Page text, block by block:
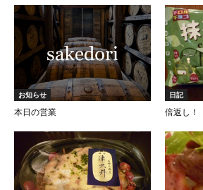
お知らせ
本日の営業
日記
倍返し！